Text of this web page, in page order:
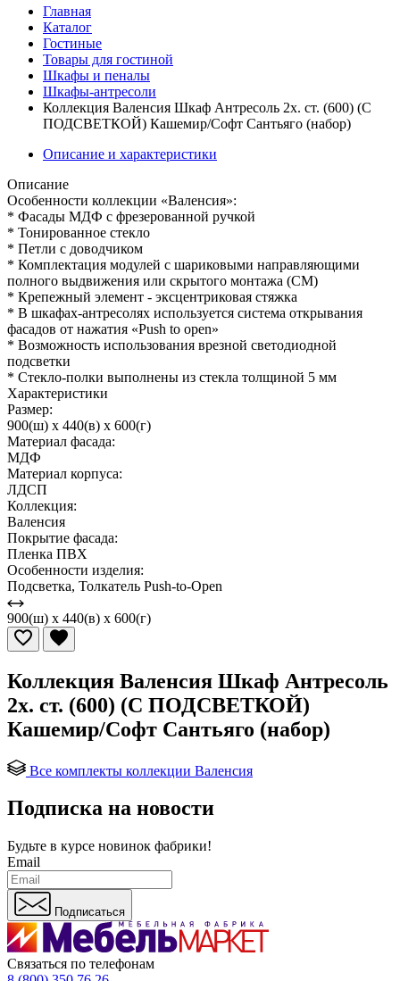
Главная
Каталог
Гостиные
Товары для гостиной
Шкафы и пеналы
Шкафы-антресоли
Коллекция Валенсия Шкаф Антресоль 2х. ст. (600) (С
ПОДСВЕТКОЙ) Кашемир/Софт Сантьяго (набор)
Описание и характеристики
Описание
Особенности коллекции «Валенсия»:
* Фасады МДФ с фрезерованной ручкой
* Тонированное стекло
* Петли с доводчиком
* Комплектация модулей с шариковыми направляющими
полного выдвижения или скрытого монтажа (СМ)
* Крепежный элемент - эксцентриковая стяжка
* В шкафах-антресолях используется система открывания
фасадов от нажатия «Push to open»
* Возможность использования врезной светодиодной
подсветки
* Стекло-полки выполнены из стекла толщиной 5 мм
Характеристики
Размер:
900(ш) x 440(в) x 600(г)
Материал фасада:
МДФ
Материал корпуса:
ЛДСП
Коллекция:
Валенсия
Покрытие фасада:
Пленка ПВХ
Особенности изделия:
Подсветка, Толкатель Push-to-Open
900(ш) x 440(в) x 600(г)
Коллекция Валенсия Шкаф Антресоль
2х. ст. (600) (С ПОДСВЕТКОЙ)
Кашемир/Софт Сантьяго (набор)
Все комплекты коллекции Валенсия
Подписка на новости
Будьте в курсе новинок фабрики!
Email
Подписаться
Связаться по телефонам